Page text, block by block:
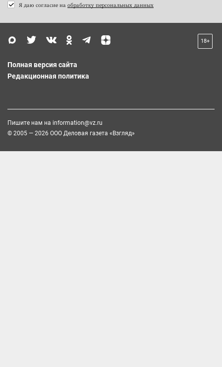
Я даю согласие на обработку персональных данных
18+
Полная версия сайта
Редакционная политика
Пишите нам на information@vz.ru
© 2005 — 2026 ООО Деловая газета «Взгляд»